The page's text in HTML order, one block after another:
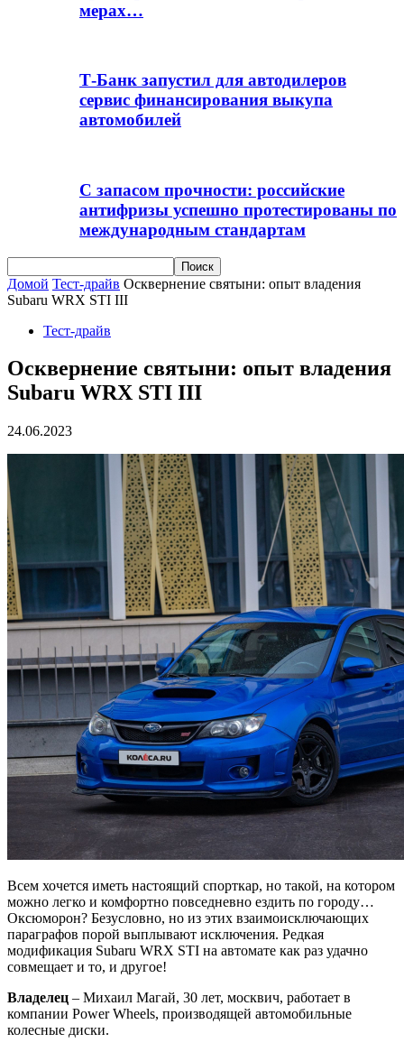
мерах…
Т-Банк запустил для автодилеров
сервис финансирования выкупа
автомобилей
С запасом прочности: российские
антифризы успешно протестированы по
международным стандартам
Домой Тест-драйв Осквернение святыни: опыт владения
Subaru WRX STI III
Тест-драйв
Осквернение святыни: опыт владения
Subaru WRX STI III
24.06.2023
Всем хочется иметь настоящий спорткар, но такой, на котором
можно легко и комфортно повседневно ездить по городу…
Оксюморон? Безусловно, но из этих взаимоисключающих
параграфов порой выплывают исключения. Редкая
модификация Subaru WRX STI на автомате как раз удачно
совмещает и то, и другое!
Владелец – Михаил Магай, 30 лет, москвич, работает в
компании Power Wheels, производящей автомобильные
колесные диски.